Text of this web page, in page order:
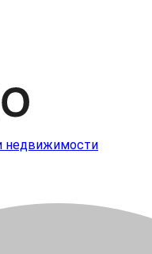
недвижимости